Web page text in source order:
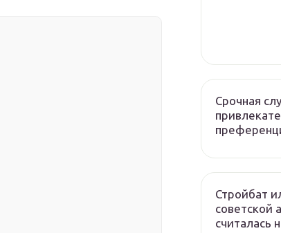
Срочная
Стройбат
советской
считалась